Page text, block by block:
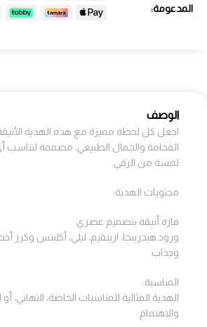
المدعومة:
الوصف
اجعل كل لحظة مميزة مع هذه الهدية
الفخامة والجمال الطبيعي، مصممة
لمسة من الرقي.
محتويات الهدية:
فازة أنيقة بتصميم عصري
ورود هيدرينجا، ارينقيم، ليلي، أكلبتس وكرز
وجذاب
المناسبة:
الهدية المثالية للمناسبات الخاصة، التهاني،
والاهتمام.